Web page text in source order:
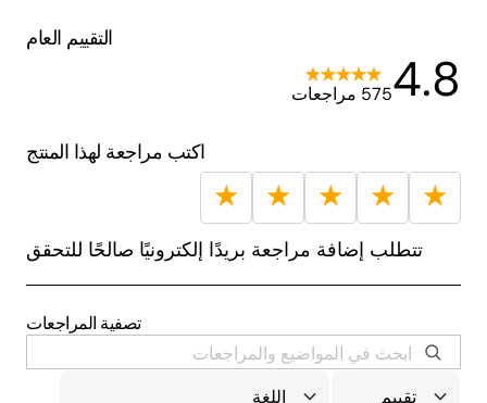
التقييم العام
4.8575 مراجعات
اكتب مراجعة لهذا المنتج
★
★
★
★
★
تتطلب إضافة مراجعة بريدًا إلكترونيًا صالحًا للتحقق
تصفية المراجعات